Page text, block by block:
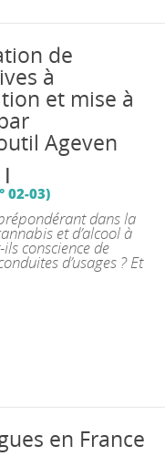
de
à
et mise à
Ageven
|
02-03)
dans la
et d’alcool à
conscience de
d’usages ? Et
en France